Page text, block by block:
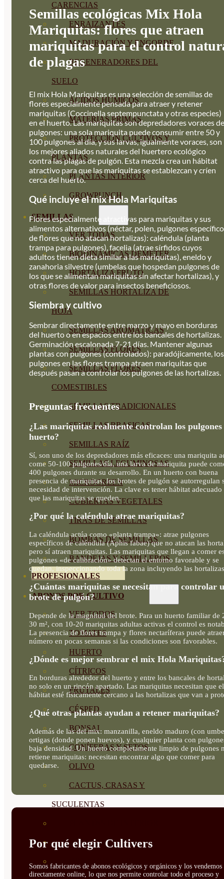
CARENCIAS
ENRAIZANTES
MADURACIÓN Y ENGORDE
REGENERADORES DEL
SUELO
ÁCIDOS HÚMICOS
MATERIAS PRIMAS
PROTECCIÓN CULTIVOS Y
PLANTAS
PLANTAS INTERIOR
GROWPUNCH
SEMILLAS
VER TODAS
BIODINÁMICAS DEMETER
HORTALIZA FRUTO
SEMILLAS HORTALIZA DE
HOJA
SEMILLAS AROMÁTICAS
SEMILLAS FLORES
SEMILLAS FLORES
COMESTIBLES
SEMILLAS TRADICIONALES
SEMILLAS BRASICAS
SEMILLAS RAÍZ
SEMILLAS LEGUMINOSAS
MICROGREEN
CUBIERTAS VEGETALES
TIRAS DE SEMILLAS
BOMBAS DE SEMILLAS
BANDEJAS Y SEMILLEROS
PROFESIONALES
ABONOS POR CULTIVO
VER TODOS
TOMATES
HUERTO
CÍTRICOS
FRUTALES
CÉSPED
BONSAI
CONÍFERAS Y SETOS
OLIVO
CACTUS, CRASAS Y
SUCULENTAS
ORQUIDEAS
Semillas ecológicas Mix Hola
Mariquitas: flores que atraen
mariquitas para el control
de plagas
El mix Hola Mariquitas es una selección de semillas de
flores especialmente pensada para atraer y retener
mariquitas (Coccinella septempunctata y otras especies)
en el huerto. Las mariquitas son depredadores voraces de
pulgones: una sola mariquita puede consumir entre 50 y
100 pulgones al día, y sus larvas, igualmente voraces, son
los mejores aliados naturales del huertero ecológico
contra las plagas de pulgón. Esta mezcla crea un hábitat
atractivo para que las mariquitas se establezcan y críen
cerca del huerto.
Qué incluye el mix Hola Mariquitas
Flores especialmente atractivas para mariquitas y sus
alimentos alternativos (néctar, polen, pulgones
de flores que no atacan hortalizas): caléndula (planta
trampa para pulgones), facelia (atrae sírfidos cuyos
adultos tienen dieta similar a las mariquitas), eneldo y
zanahoria silvestre (umbelas que hospedan pulgones de
los que se alimentan mariquitas sin afectar hortalizas), y
otras flores de valor para insectos beneficiosos.
Siembra y cultivo
Sembrar directamente entre marzo y mayo en borduras
del huerto o en espacios entre los bancales de hortalizas.
Germinación escalonada 7-21 días. Mantener algunas
plantas con pulgones (controlados): paradójicamente, los
pulgones en las flores trampa atraen mariquitas que
después pasan a controlar los pulgones de las hortalizas.
Preguntas frecuentes
¿Las mariquitas realmente controlan los pulgones
huerto?
Sí, son uno de los depredadores más eficaces: una mariquita
come 50-100 pulgones/día, una larva de mariquita puede
400 pulgones durante su desarrollo. En un huerto con buena
presencia de mariquitas, los brotes de pulgón se autorregulan
necesidad de intervención. La clave es tener hábitat adecuado
que las mariquitas se queden.
¿Por qué la caléndula atrae mariquitas?
La caléndula actúa como «planta trampa»: atrae pulgones
específicos de caléndula (Aphis fabae) que no atacan las
pero sí atraen mariquitas. Las mariquitas que llegan a comer
pulgones «de calibración» detectan el entorno favorable y se
quedan, inspeccionando toda la zona incluyendo las
¿Cuántas mariquitas se necesitan para controlar
brote de pulgón?
Depende de la magnitud del brote. Para un huerto familiar de
30 m², con 10-20 mariquitas adultas activas el control es
La presencia de flores trampa y flores nectaríferas puede
número en pocas semanas si las condiciones son favorables.
¿Dónde es mejor sembrar el mix Hola
En borduras alrededor del huerto y entre los bancales de
no solo en un rincón apartado. Las mariquitas necesitan que el
hábitat esté físicamente cercano a las hortalizas que van a
¿Qué otras plantas ayudan a retener mariquitas?
Además de las del mix: manzanilla, eneldo maduro (con
ortigas (donde ponen huevos), y cualquier planta con
baja densidad. Un huerto completamente limpio de pulgones
retiene mariquitas: necesitan encontrar algo que comer para
quedarse.
Por qué elegir Cultivers
Somos fabricantes de abonos ecológicos y orgánicos y los vendemos
directamente online, lo que nos permite controlar todo el proceso y